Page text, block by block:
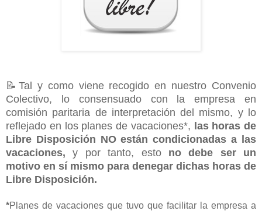
📝Tal y como viene recogido en nuestro Convenio
Colectivo, lo consensuado con la empresa en
comisión paritaria de interpretación del mismo, y lo
reflejado en los planes de vacaciones*, las horas de
Libre Disposición NO están condicionadas a las
vacaciones,y por tanto, esto no debe ser un
motivo en sí mismo para denegar dichas horas de
Libre Disposición.
*Planes de vacaciones que tuvo que facilitar la empresa a